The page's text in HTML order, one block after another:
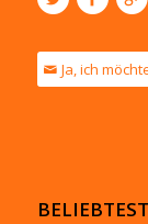
Ja, ich